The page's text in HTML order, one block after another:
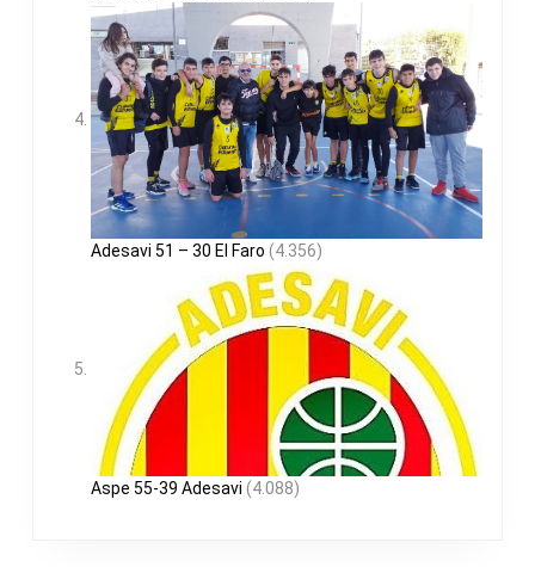
Adesavi 51 – 30 El Faro (4.356)
Aspe 55-39 Adesavi (4.088)